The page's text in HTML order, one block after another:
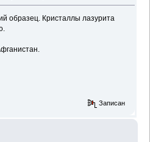
образец. Кристаллы лазурита
Записан